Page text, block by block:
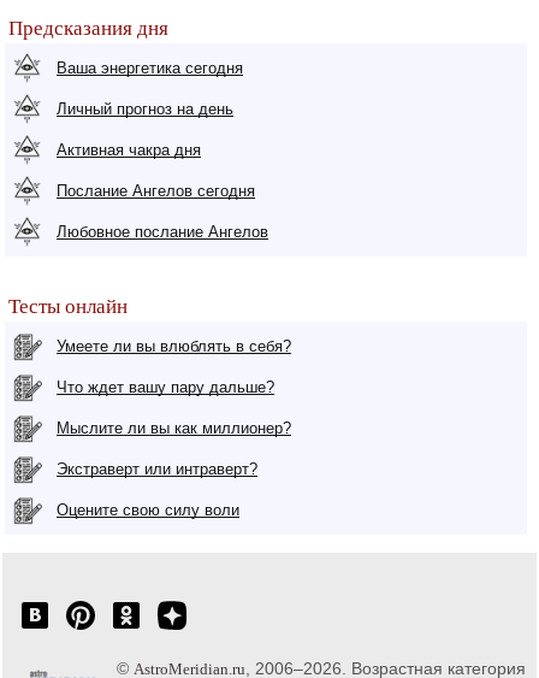
Предсказания дня
Ваша энергетика сегодня
Личный прогноз на день
Активная чакра дня
Послание Ангелов сегодня
Любовное послание Ангелов
Тесты онлайн
Умеете ли вы влюблять в себя?
Что ждет вашу пару дальше?
Мыслите ли вы как миллионер?
Экстраверт или интраверт?
Оцените свою силу воли
© AstroMeridian.ru , 2006–2026. Возрастная категория